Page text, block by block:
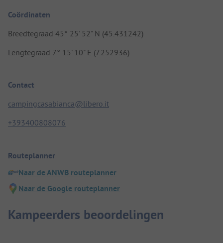
Coördinaten
Breedtegraad 45° 25' 52" N (45.431242)
Lengtegraad 7° 15' 10" E (7.252936)
Contact
campingcasabianca@libero.it
+393400808076
Routeplanner
Naar de ANWB routeplanner
Naar de Google routeplanner
Kampeerders beoordelingen